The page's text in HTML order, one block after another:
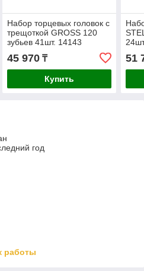
Набор торцевых головок с
трещоткой GROSS 120
зубьев 41шт. 14143
45 970₸
Купить
51
год
работы